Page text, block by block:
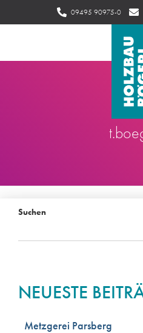
09495 90975-0
Kemnather Str. 98 ·
Suchen
NEUESTE
Metzgerei Parsberg